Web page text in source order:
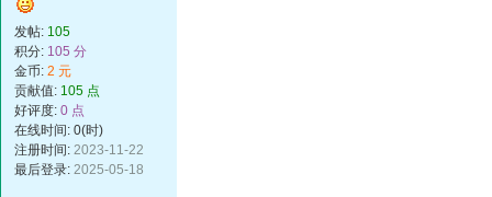
发帖: 105
积分: 105 分
金币: 2 元
贡献值: 105 点
好评度: 0 点
在线时间: 0(时)
注册时间: 2023-11-22
最后登录: 2025-05-18